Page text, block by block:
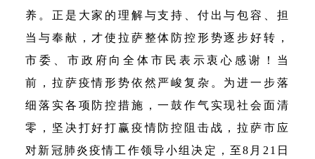
养。正是大家的理解与支持、付出与包容、担
当与奉献，才使拉萨整体防控形势逐步好转，
市委、市政府向全体市民表示衷心感谢！当
前，拉萨疫情形势依然严峻复杂。为进一步落
细落实各项防控措施，一鼓作气实现社会面清
零，坚决打好打赢疫情防控阻击战，拉萨市应
对新冠肺炎疫情工作领导小组决定，至8月21日